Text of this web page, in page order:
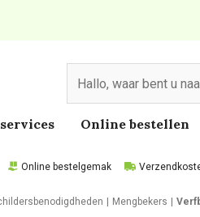
Online bestellen
Online bestelgemak
Mengbekers